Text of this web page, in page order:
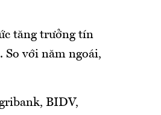
tăng trưởng tín
So với năm ngoái,
BIDV,